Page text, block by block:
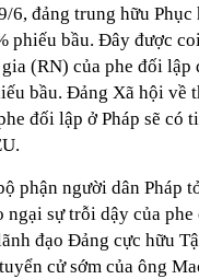
6, đảng trung hữu
phiếu bầu. Đây được
(RN) của phe đối lập
bầu. Đảng Xã hội về
đối lập ở Pháp sẽ có
phận người dân Pháp
ngại sự trỗi dậy của
đạo Đảng cực hữu
cử sớm của ông